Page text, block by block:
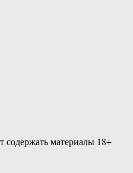
содержать материалы 18+